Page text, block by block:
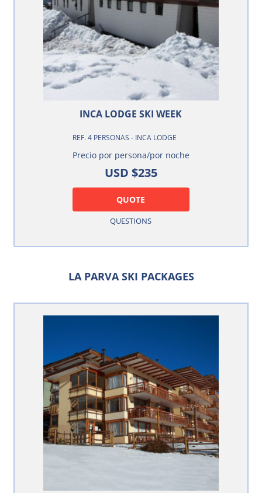
INCA LODGE SKI WEEK
REF. 4 PERSONAS - INCA LODGE
Precio por persona/por noche
USD $235
QUOTE
QUESTIONS
LA PARVA SKI PACKAGES